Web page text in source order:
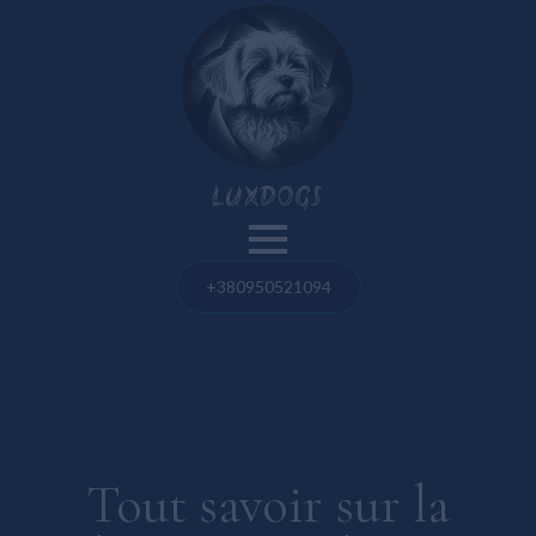
LUXDOGS
+380950521094
Tout savoir sur la